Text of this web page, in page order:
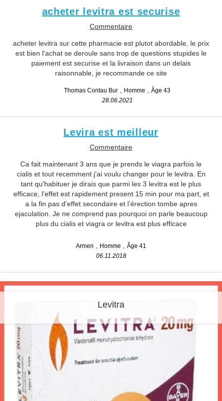
acheter levitra est securise
Commentaire
acheter levitra sur cette pharmacie est plutot abordable, le prix
est bien l'achat se deroule sans trop de questions stupides le
paiement est securise et la livraison dans un delais
raisonnable, je recommande ce site
Thomas Contau Bur Homme
Âge 43
28.06.2021
Levira est meilleur
Commentaire
Ca fait maintenant 3 ans que je prends le viagra parfois le
cialis et tout recemment j'ai voulu changer pour le levitra. En
tant qu'habituer je dirais que parmi les 3 levitra est le plus
efficace, l'effet est rapidement present 15 min pour ma part, et
a la fin pas d'effet secondaire et l’érection tombe apres
ejaculation. Je ne comprend pas pourquoi on parle beaucoup
plus du cialis et viagra or levitra est plus efficace
Armen Homme
Âge 41
06.11.2018
Levitra